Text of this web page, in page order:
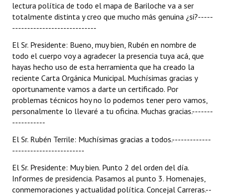
lectura política de todo el mapa de Bariloche va a ser
totalmente distinta y creo que mucho más genuina ¿si?-----
----------------------------
El Sr. Presidente: Bueno, muy bien, Rubén en nombre de
todo el cuerpo voy a agradecer la presencia tuya acá, que
hayas hecho uso de esta herramienta que ha creado la
reciente Carta Orgánica Municipal. Muchísimas gracias y
oportunamente vamos a darte un certificado. Por
problemas técnicos hoy no lo podemos tener pero vamos,
personalmente lo llevaré a tu oficina. Muchas gracias.-------
-----------
El Sr. Rubén Terrile: Muchísimas gracias a todos.-------------
------------------------
El Sr. Presidente: Muy bien. Punto 2 del orden del día.
Informes de presidencia. Pasamos al punto 3. Homenajes,
conmemoraciones y actualidad política. Concejal Carreras.--